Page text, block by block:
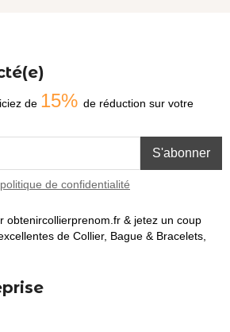
de 15% de réduction sur votre
S'abonner
de confidentialité
obtenircollierprenom.fr & jetez un coup
de Collier, Bague & Bracelets,